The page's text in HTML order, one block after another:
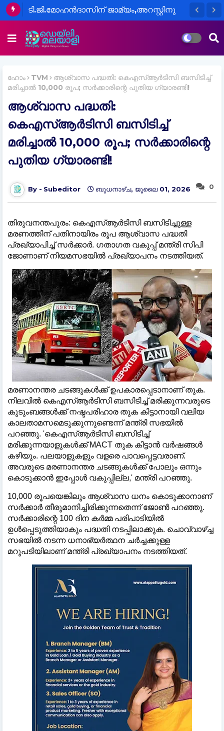
ടി.ജി.മോഹൻദാസിന് ജാമ്യം,അറസ്റ്റിനു
നൽകാത്തതെന്താണെന്ന് കോടതി
ഹോം TVM
ആശ്വാസ പദ്ധതി: കെഎസ്ആര്‍ടിസി ബസിടിച്ച്
മരിച്ചാല്‍ 10,000 രൂപ; സര്‍ക്കാരിന്റെ പുതിയ ഗ്യാരണ്ടി!
ആശ്വാസ പദ്ധതി:
കെഎസ്ആര്‍ടിസി ബസിടിച്ച്
മരിച്ചാല്‍ 10,000 രൂപ; സര്‍ക്കാരിന്റെ
പുതിയ ഗ്യാരണ്ടി!
0
Subeditor ബുധനാഴ്‌ച, ജൂലൈ 01, 2026
തിരുവനന്തപുരം: കെഎസ്ആര്‍ടിസി ബസിടിച്ചുള്ള
മരണത്തിന് പതിനായിരം രൂപ ആശ്വാസ പദ്ധതി
പ്രഖ്യാപിച്ച് സര്‍ക്കാര്‍. ഗതാഗത വകുപ്പ് മന്ത്രി സിപി
ജോണാണ് നിയമസഭയില്‍ പ്രഖ്യാപനം നടത്തിയത്.
മരണാനന്തര ചടങ്ങുകള്‍ക്ക് ഉപകാരപ്പെടാനാണ് തുക.
നിലവില്‍ കെഎസ്ആര്‍ടിസി ബസിടിച്ച് മരിക്കുന്നവരുടെ
കുടുംബങ്ങള്‍ക്ക് നഷ്ടപരിഹാര തുക കിട്ടാനായി വലിയ
കാലതാമസമെടുക്കുന്നുണ്ടെന്ന് മന്ത്രി സഭയില്‍
പറഞ്ഞു. 'കെഎസ്ആര്‍ടിസി ബസിടിച്ച്
മരിക്കുന്നയാളുകള്‍ക്ക് MACT തുക കിട്ടാന്‍ വര്‍ഷങ്ങള്‍
കഴിയും. പലയാളുകളും വളരെ പാവപ്പെട്ടവരാണ്.
അവരുടെ മരണാനന്തര ചടങ്ങുകള്‍ക്ക് പോലും ഒന്നും
കൊടുക്കാന്‍ ഇപ്പോള്‍ വകുപ്പില്ല,' മന്ത്രി പറഞ്ഞു.
10,000 രൂപയെങ്കിലും ആശ്വാസ ധനം കൊടുക്കാനാണ്
സര്‍ക്കാര്‍ തീരുമാനിച്ചിരിക്കുന്നതെന്ന് ജോണ്‍ പറഞ്ഞു.
സര്‍ക്കാരിന്റെ 100 ദിന കര്‍മ്മ പരിപാടിയില്‍
ഉള്‍പ്പെടുത്തിയാകും പദ്ധതി നടപ്പിലാക്കുക. ചൊവ്വാഴ്ച്ച
സഭയില്‍ നടന്ന ധനാഭ്യര്‍ത്ഥന ചര്‍ച്ചക്കുള്ള
മറുപടിയിലാണ് മന്ത്രി പ്രഖ്യാപനം നടത്തിയത്.